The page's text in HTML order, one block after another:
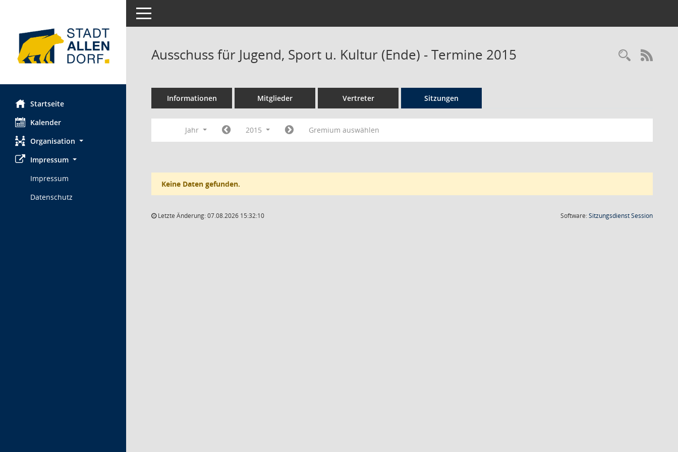
Startseite
Kalender
Organisation
Impressum
Impressum
Datenschutz
Toggle navigation
Ausschuss für Jugend, Sport u. Kultur (Ende) - Termine 2015
Informationen Mitglieder Vertreter Sitzungen
Jahr 2015 Gremium auswählen
Keine Daten gefunden.
Letzte Änderung: 07.08.2026 15:32:10 Software:SitzungsdienstSession(Wird in